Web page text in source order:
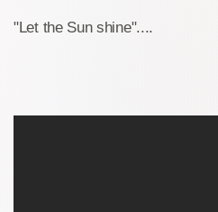
"Let the Sun shine"....